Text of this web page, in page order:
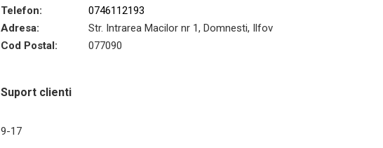
Telefon:
0746112193
Adresa:
Str. Intrarea Macilor nr 1, Domnesti, Ilfov
Cod Postal:
077090
Suport clienti
9-17